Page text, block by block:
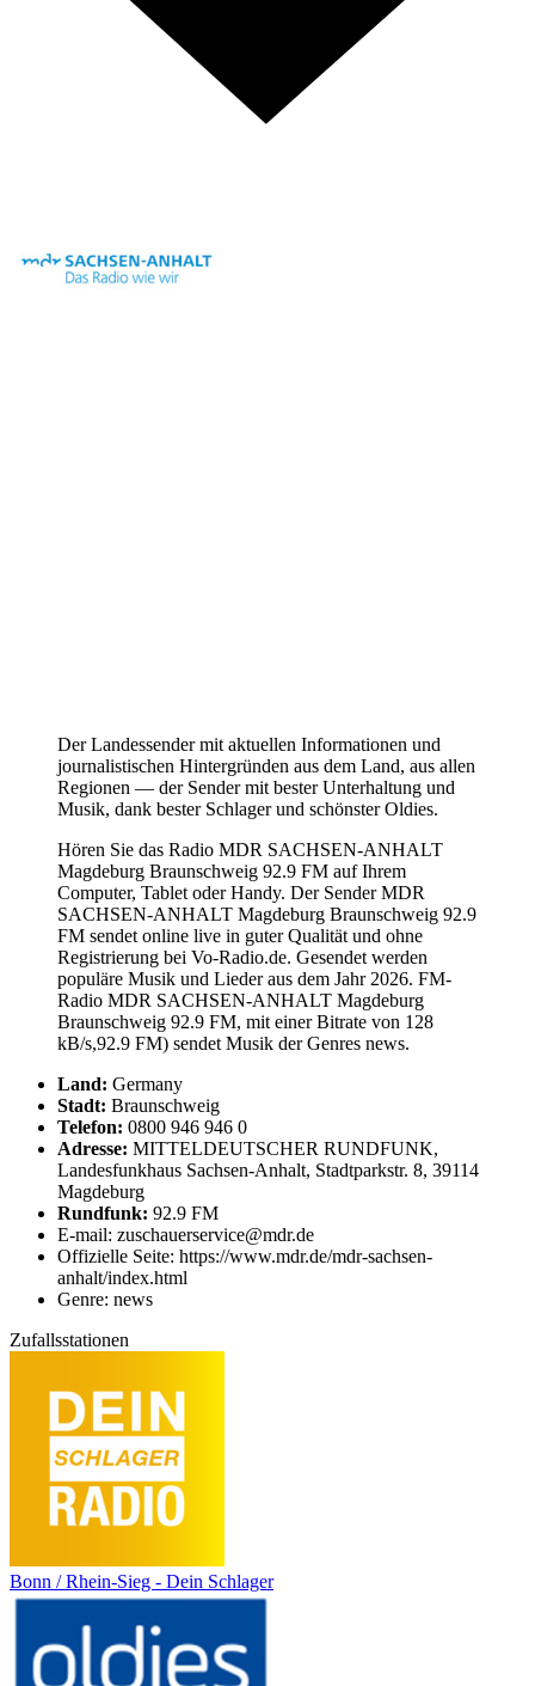
Der Landessender mit aktuellen Informationen und
journalistischen Hintergründen aus dem Land, aus allen
Regionen — der Sender mit bester Unterhaltung und
Musik, dank bester Schlager und schönster Oldies.
Hören Sie das Radio MDR SACHSEN-ANHALT
Magdeburg Braunschweig 92.9 FM auf Ihrem
Computer, Tablet oder Handy. Der Sender MDR
SACHSEN-ANHALT Magdeburg Braunschweig 92.9
FM sendet online live in guter Qualität und ohne
Registrierung bei Vo-Radio.de. Gesendet werden
populäre Musik und Lieder aus dem Jahr 2026. FM-
Radio MDR SACHSEN-ANHALT Magdeburg
Braunschweig 92.9 FM, mit einer Bitrate von 128
kB/s,92.9 FM) sendet Musik der Genres news.
Land: Germany
Stadt: Braunschweig
Telefon: 0800 946 946 0
Adresse: MITTELDEUTSCHER RUNDFUNK,
Landesfunkhaus Sachsen-Anhalt, Stadtparkstr. 8, 39114
Magdeburg
Rundfunk: 92.9 FM
E-mail: zuschauerservice@mdr.de
Offizielle Seite: https://www.mdr.de/mdr-sachsen-
anhalt/index.html
Genre: news
Zufallsstationen
Bonn / Rhein-Sieg - Dein Schlager